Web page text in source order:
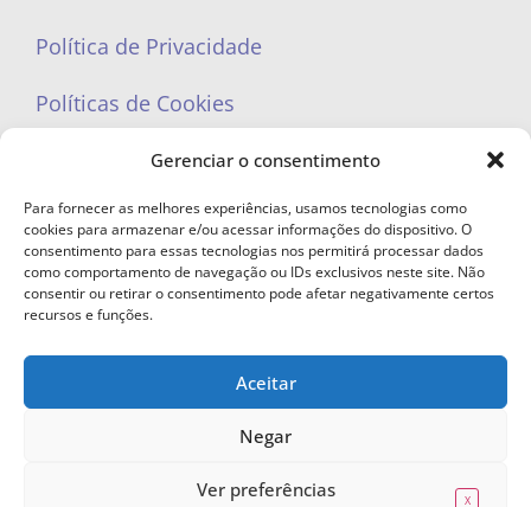
Gerenciar o consentimento
Para fornecer as melhores experiências, usamos tecnologias como
cookies para armazenar e/ou acessar informações do dispositivo. O
consentimento para essas tecnologias nos permitirá processar dados
como comportamento de navegação ou IDs exclusivos neste site. Não
consentir ou retirar o consentimento pode afetar negativamente certos
recursos e funções.
Aceitar
Negar
Ver preferências
Política de Privacidade
Políticas de Cookies
portaleufemea@gmail.com
© Copyright 2023 - Todos os direitos reservados. Proibida cópia total ou
parcial sem autorização.
X